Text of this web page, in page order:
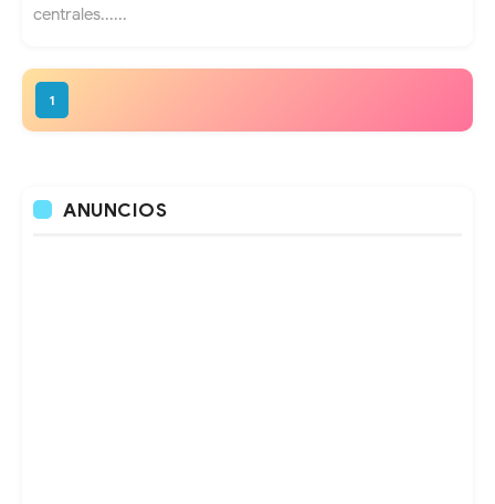
centrales......
1
ANUNCIOS